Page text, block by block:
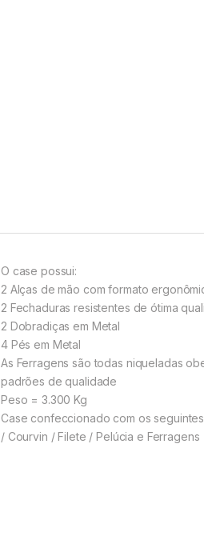
O case possui:
2 Alças de mão com formato
2 Fechaduras resistentes de ótima
2 Dobradiças em Metal
4 Pés em Metal
As Ferragens são todas niqueladas
padrões de qualidade
Peso = 3.300 Kg
Case confeccionado com os
/ Courvin / Filete / Pelúcia e Ferragens